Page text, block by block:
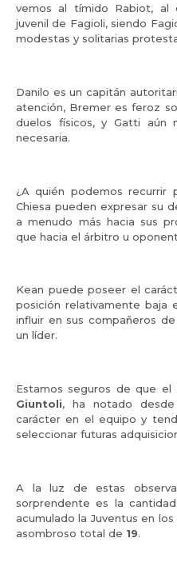
vemos al tímido Rabiot, al
juvenil de Fagioli, siendo
modestas y solitarias
Danilo es un capitán
atención, Bremer es feroz
duelos físicos, y Gatti aún
necesaria.
¿A quién podemos recurrir
Chiesa pueden expresar su
a menudo más hacia sus
que hacia el árbitro u
Kean puede poseer el
posición relativamente baja
influir en sus compañeros
un líder.
Estamos seguros de que el
Giuntoli, ha notado
carácter en el equipo y
seleccionar futuras
A la luz de estas
sorprendente es la
acumulado la Juventus en
asombroso total de 19.